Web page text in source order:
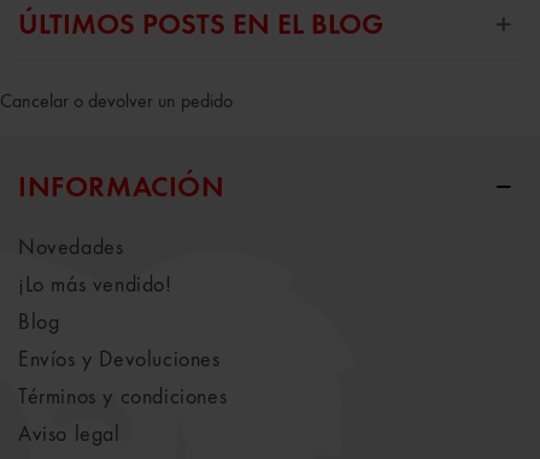
ÚLTIMOS POSTS EN EL BLOG
Cancelar o devolver un pedido
INFORMACIÓN
Novedades
¡Lo más vendido!
Blog
Envíos y Devoluciones
Términos y condiciones
Aviso legal